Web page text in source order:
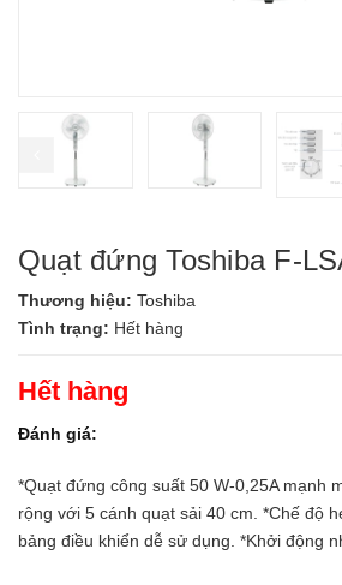
prev
Quạt đứng Toshiba F-
Thương hiệu: Toshiba
Tình trạng: Hết hàng
Hết hàng
Đánh giá:
*Quạt đứng công suất 50 W-0,25A mạnh
rộng với 5 cánh quạt sải 40 cm. *Chế độ
bảng điều khiển dễ sử dụng. *Khởi động